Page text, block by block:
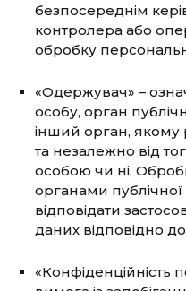
безпосереднім
контролера або
обробку
«Одержувач» –
особу, орган
інший орган, якому
та незалежно від
особою чи ні.
органами
відповідати
даних відповідно
«Конфіденційність